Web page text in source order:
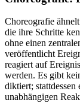
Choreografie
die ihre Schritte
ohne einen
veröffentlicht
reagiert auf
werden. Es gibt
diktiert; stattdessen
unabhängigen